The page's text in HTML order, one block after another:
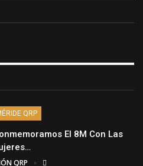
QRP
El 8M Con Las
QRP